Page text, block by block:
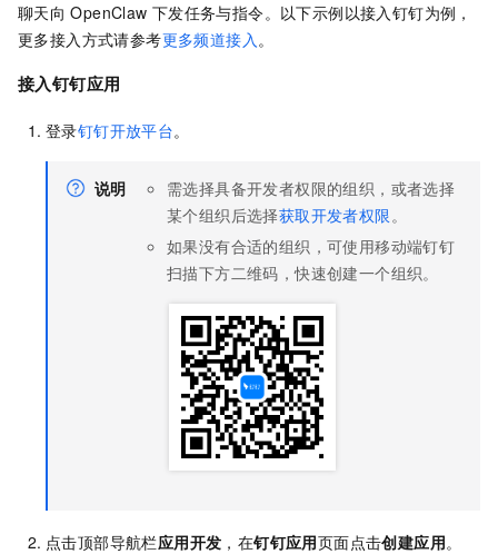
聊天向 OpenClaw 下发任务与指令。以下示例以接入钉钉为例，
更多接入方式请参考更多频道接入。
接入钉钉应用
登录钉钉开放平台。
说明
需选择具备开发者权限的组织，或者选择
某个组织后选择获取开发者权限。
如果没有合适的组织，可使用移动端钉钉
扫描下方二维码，快速创建一个组织。
点击顶部导航栏应用开发 ，在钉钉应用页面点击创建应用。